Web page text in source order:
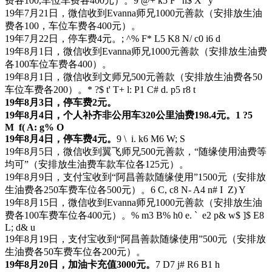
19年7月21日，微信收到Evanna师兄1000元善款（安排放生油
费各100，车位车费各400元）。
19年7月22日，停车费4元。 ; ^% F* L5 K8 N/ c0 i6 d
19年8月1日，微信收到Evanna师兄1000元善款（安排放生油费
各100车位车费各400）。
19年8月1日，微信收到文师兄500元善款（安排放生油费各50
车位车费各200）。 * ?$ t' T+ l: P1 C# d. p5 r8 t
19年8月3日，停车费2元。
19年8月4日，个人补齐非公用车320公里油费198.4元。 1 ?5
M f( A: g% O
19年8月4日，停车费4元。 9 \ i. k6 M6 W; S
19年8月5日，微信收到翼飞师兄500元善款，“随缘使用油费等
均可”（安排放生油费车款车位各125元）。
19年8月9日，支付宝收到“阿昌善款随缘使用”1500元（安排放
生油费各250车费车位各500元）。 6 C, c8 N- A4 n# I Z) Y
19年8月15日，微信收到Evanna师兄1000元善款（安排放生油
费各100车费车位各400元）。 % m3 B% h0 e. ` e2 p& w$ ]$ E8
L; d& u
19年8月19日，支付宝收到“阿昌善款随缘使用”500元（安排放
生油费各50车费车位各200元）。
19年8月20日，加油卡充值3000元。 7 D7 j# R6 B1 h